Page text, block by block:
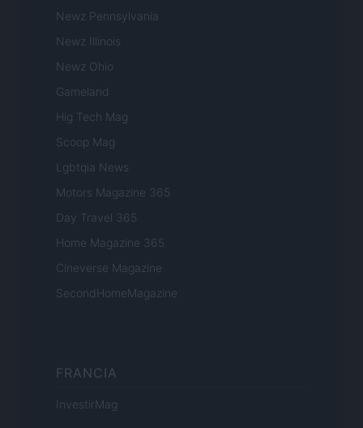
Newz Pennsylvania
Newz Illinois
Newz Ohio
Gameland
Hig Tech Mag
Scoop Mag
Lgbtqia News
Motors Magazine 365
Day Travel 365
Home Magazine 365
Cineverse Magazine
SecondHomeMagazine
FRANCIA
InvestirMag